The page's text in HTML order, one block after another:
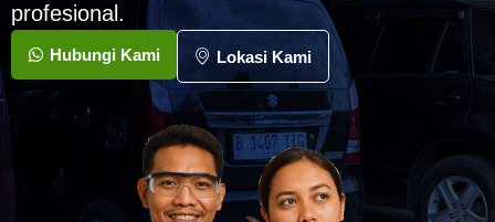
profesional.
Hubungi Kami Lokasi Kami